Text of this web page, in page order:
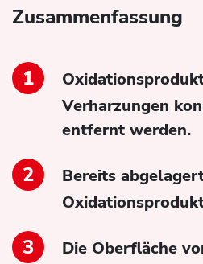
Zusammenfassung
Verharzungen
entfernt werden.
Bereits
Die Oberfläche